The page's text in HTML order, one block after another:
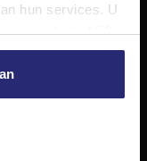
hun services. U
website blijft